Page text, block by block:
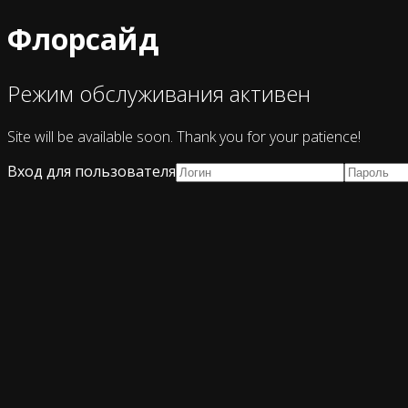
Флорсайд
Режим обслуживания активен
Site will be available soon. Thank you for your patience!
Вход для пользователя